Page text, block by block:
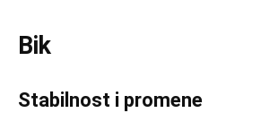
Bik
Stabilnost i promene